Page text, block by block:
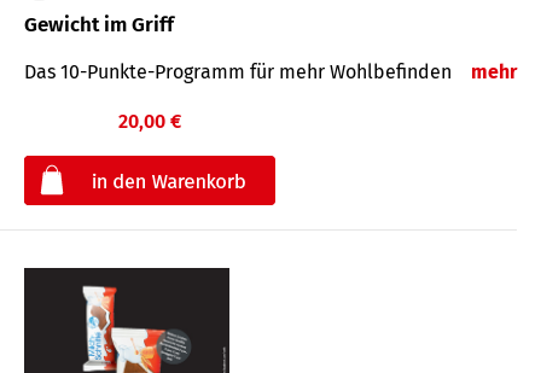
Gewicht im Griff
Das 10-Punkte-Programm für mehr Wohlbefinden mehr
20,00 €